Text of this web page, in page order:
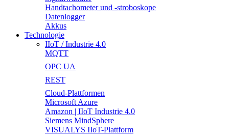
Handtachometer und -stroboskope
Datenlogger
Akkus
Technologie
IIoT / Industrie 4.0
MQTT
OPC UA
REST
Cloud-Plattformen
Microsoft Azure
Amazon | IIoT Industrie 4.0
Siemens MindSphere
VISUALYS IIoT-Plattform